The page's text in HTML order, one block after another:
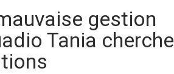
gestion
Tania cherche